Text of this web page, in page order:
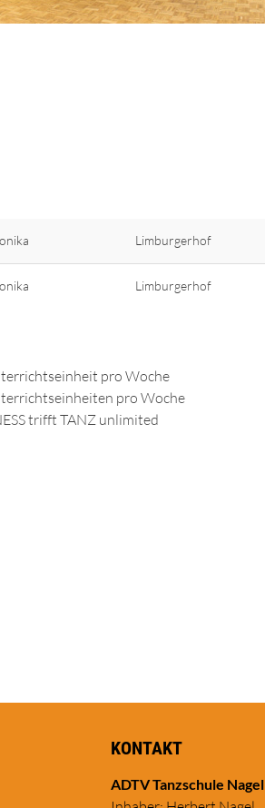
Limburgerhof
Limburgerhof
pro Woche
pro Woche
trifft TANZ unlimited
KONTAKT
ADTV Tanzschule Nagel